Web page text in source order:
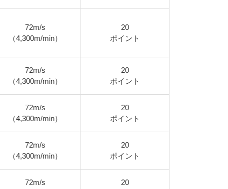
72m/s
（4,300m/min）
20
ポイント
72m/s
（4,300m/min）
20
ポイント
72m/s
（4,300m/min）
20
ポイント
72m/s
（4,300m/min）
20
ポイント
72m/s
20